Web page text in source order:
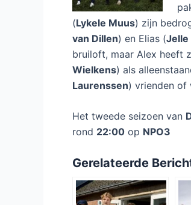
(Lykele Muus) zijn
van Dillen) en Elias (Jelle
bruiloft, maar Alex heeft
Wielkens) als
Laurenssen) vrienden of
Het tweede seizoen van
rond 22:00 op NPO3
Gerelateerde